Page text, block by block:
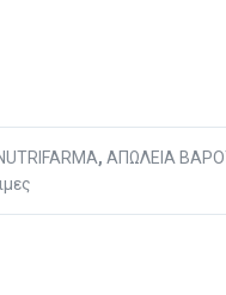
,ΑΠΩΛΕΙΑ